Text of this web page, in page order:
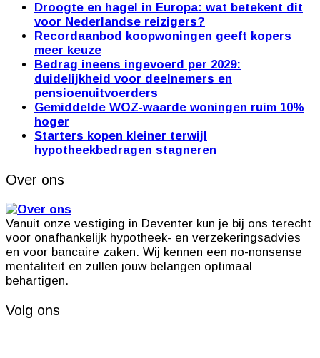
Droogte en hagel in Europa: wat betekent dit
voor Nederlandse reizigers?
Recordaanbod koopwoningen geeft kopers
meer keuze
Bedrag ineens ingevoerd per 2029:
duidelijkheid voor deelnemers en
pensioenuitvoerders
Gemiddelde WOZ-waarde woningen ruim 10%
hoger
Starters kopen kleiner terwijl
hypotheekbedragen stagneren
Over ons
Vanuit onze vestiging in Deventer kun je bij ons terecht
voor onafhankelijk hypotheek- en verzekeringsadvies
en voor bancaire zaken. Wij kennen een no-nonsense
mentaliteit en zullen jouw belangen optimaal
behartigen.
Volg ons